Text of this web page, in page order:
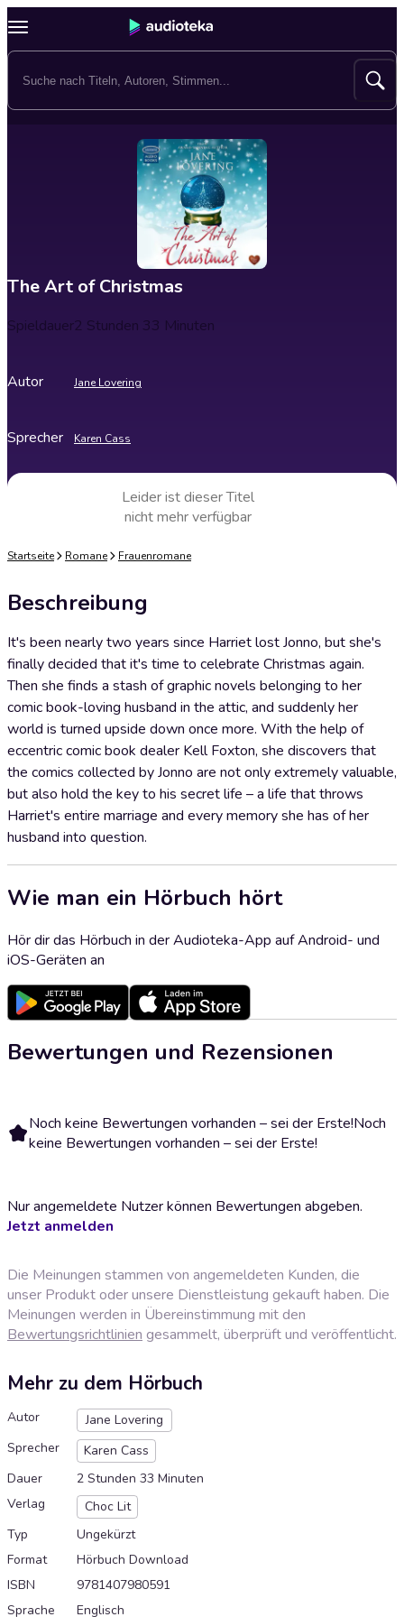
The Art of Christmas
Spieldauer2 Stunden 33 Minuten
Autor Jane Lovering
Sprecher Karen Cass
Leider ist dieser Titel
nicht mehr verfügbar
Startseite Romane Frauenromane
Beschreibung
It's been nearly two years since Harriet lost Jonno, but she's
finally decided that it's time to celebrate Christmas again.
Then she finds a stash of graphic novels belonging to her
comic book-loving husband in the attic, and suddenly her
world is turned upside down once more. With the help of
eccentric comic book dealer Kell Foxton, she discovers that
the comics collected by Jonno are not only extremely valuable,
but also hold the key to his secret life – a life that throws
Harriet's entire marriage and every memory she has of her
husband into question.
Wie man ein Hörbuch hört
Hör dir das Hörbuch in der Audioteka-App auf Android- und
iOS-Geräten an
Bewertungen und Rezensionen
Noch keine Bewertungen vorhanden – sei der Erste!Noch
keine Bewertungen vorhanden – sei der Erste!
Nur angemeldete Nutzer können Bewertungen abgeben.
Jetzt anmelden
Die Meinungen stammen von angemeldeten Kunden, die
unser Produkt oder unsere Dienstleistung gekauft haben. Die
Meinungen werden in Übereinstimmung mit den
Bewertungsrichtlinien gesammelt, überprüft und veröffentlicht.
Mehr zu dem Hörbuch
Autor
Jane Lovering
Sprecher
Karen Cass
Dauer
2 Stunden 33 Minuten
Verlag
Choc Lit
Typ
Ungekürzt
Format
Hörbuch Download
ISBN
9781407980591
Sprache
Englisch